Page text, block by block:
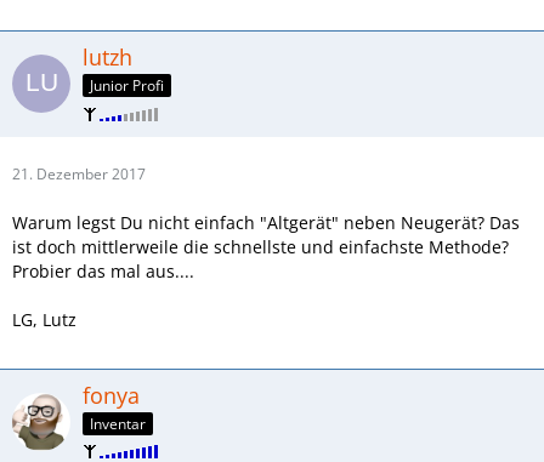
lutzh
Junior Profi
21. Dezember 2017
Warum legst Du nicht einfach "Altgerät" neben Neugerät? Das
ist doch mittlerweile die schnellste und einfachste Methode?
Probier das mal aus....
LG, Lutz
fonya
Inventar